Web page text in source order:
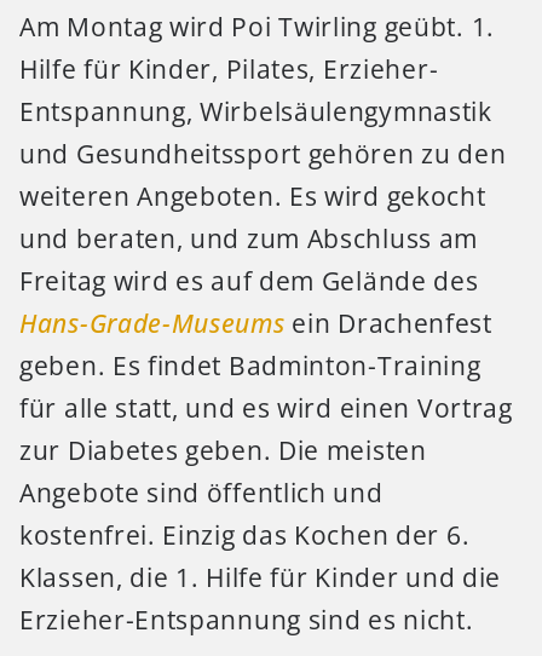
Am Montag wird Poi Twirling geübt. 1.
Hilfe für Kinder, Pilates, Erzieher-
Entspannung, Wirbelsäulengymnastik
und Gesundheitssport gehören zu den
weiteren Angeboten. Es wird gekocht
und beraten, und zum Abschluss am
Freitag wird es auf dem Gelände des
Hans-Grade-Museums ein Drachenfest
geben. Es findet Badminton-Training
für alle statt, und es wird einen Vortrag
zur Diabetes geben. Die meisten
Angebote sind öffentlich und
kostenfrei. Einzig das Kochen der 6.
Klassen, die 1. Hilfe für Kinder und die
Erzieher-Entspannung sind es nicht.